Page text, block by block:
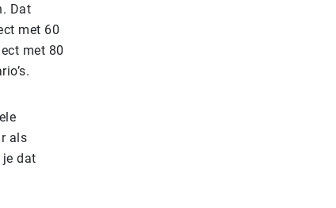
Dat
met 60
met 80
als
dat